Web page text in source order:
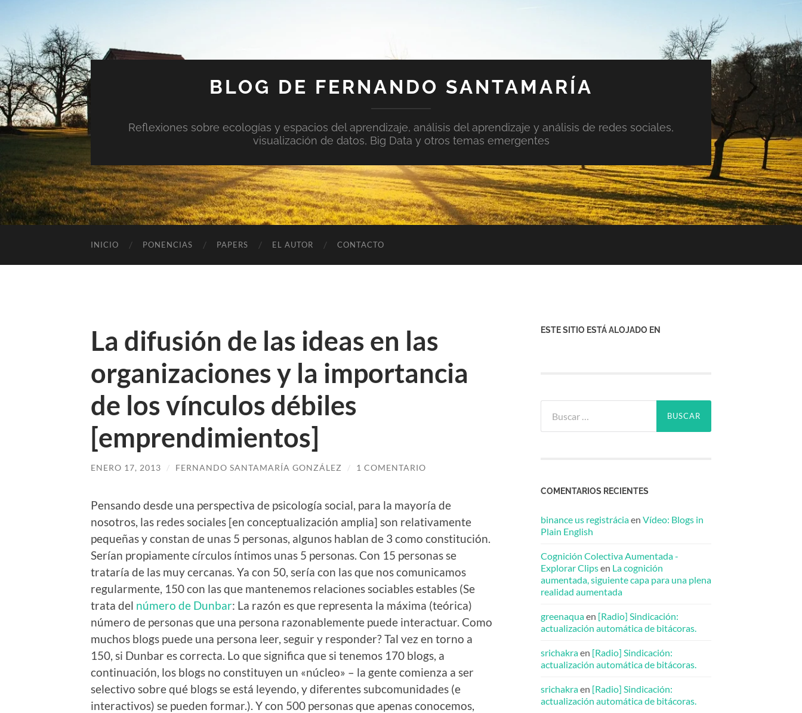
BLOG DE FERNANDO SANTAMARÍA
Reflexiones sobre ecologías y espacios del aprendizaje, análisis del aprendizaje y análisis de redes sociales,
visualización de datos, Big Data y otros temas emergentes
INICIO PONENCIAS PAPERS EL AUTOR CONTACTO
La difusión de las ideas en las
organizaciones y la importancia
de los vínculos débiles
[emprendimientos]
ENERO 17, 2013 / FERNANDO SANTAMARÍA GONZÁLEZ / 1 COMENTARIO
Pensando desde una perspectiva de psicología social, para la mayoría de
nosotros, las redes sociales [en conceptualización amplia] son relativamente
pequeñas y constan de unas 5 personas, algunos hablan de 3 como constitución.
Serían propiamente círculos íntimos unas 5 personas. Con 15 personas se
trataría de las muy cercanas. Ya con 50, sería con las que nos comunicamos
regularmente, 150 con las que mantenemos relaciones sociables estables (Se
trata del número de Dunbar: La razón es que representa la máxima (teórica)
número de personas que una persona razonablemente puede interactuar. Como
muchos blogs puede una persona leer, seguir y responder? Tal vez en torno a
150, si Dunbar es correcta. Lo que significa que si tenemos 170 blogs, a
continuación, los blogs no constituyen un «núcleo» – la gente comienza a ser
selectivo sobre qué blogs se está leyendo, y diferentes subcomunidades (e
interactivos) se pueden formar.). Y con 500 personas que apenas conocemos,
ESTE SITIO ESTÁ ALOJADO EN
COMENTARIOS RECIENTES
binance us registráciaen Vídeo: Blogs in
Plain English
Cognición Colectiva Aumentada -
Explorar Clipsen La cognición
aumentada, siguiente capa para una plena
realidad aumentada
greenaquaen [Radio] Sindicación:
actualización automática de bitácoras.
srichakraen [Radio] Sindicación:
actualización automática de bitácoras.
srichakraen [Radio] Sindicación:
actualización automática de bitácoras.